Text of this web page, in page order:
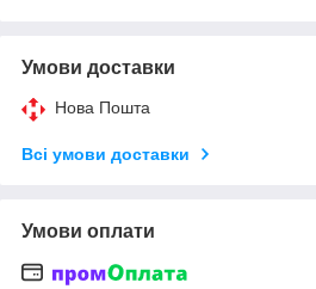
Умови доставки
Нова Пошта
Всі умови доставки
Умови оплати